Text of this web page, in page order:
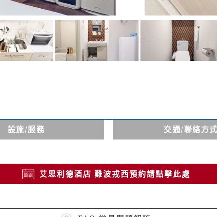
設施/服務 交通/聯絡方
艾思利德酒店 難波戎西預約請點擊此處